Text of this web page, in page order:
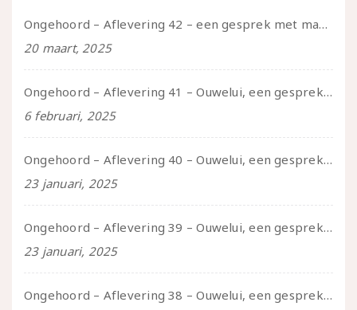
Ongehoord – Aflevering 42 – een gesprek met marijn over seksueel opbloeien, het ouderschap uitvinden en verschillende leeftijden in je mee dragen
20 maart, 2025
Ongehoord – Aflevering 41 – Ouwelui, een gesprek met Marcelle over polyamorie op latere leeftijd, (mantel)zorg voor je partners en seksueel plezier.
6 februari, 2025
Ongehoord – Aflevering 40 – Ouwelui, een gesprek met Sadie Lune over vormende relaties en de geschiedenis van de queer pornobeweging
23 januari, 2025
Ongehoord – Aflevering 39 – Ouwelui, een gesprek met Pepijn en Ivo over hun regenbooggezin, eigenzinnig ouder worden en Cruise Control
23 januari, 2025
Ongehoord – Aflevering 38 – Ouwelui, een gesprek met vreer over behoefte aan geborgenheid en het behouden van je idealen